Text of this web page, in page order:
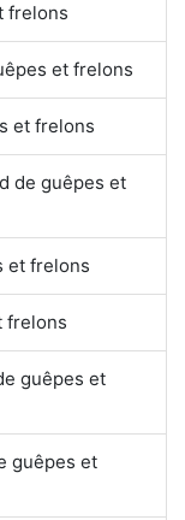
frelons
et frelons
et frelons
de guêpes et
et frelons
frelons
guêpes et
guêpes et